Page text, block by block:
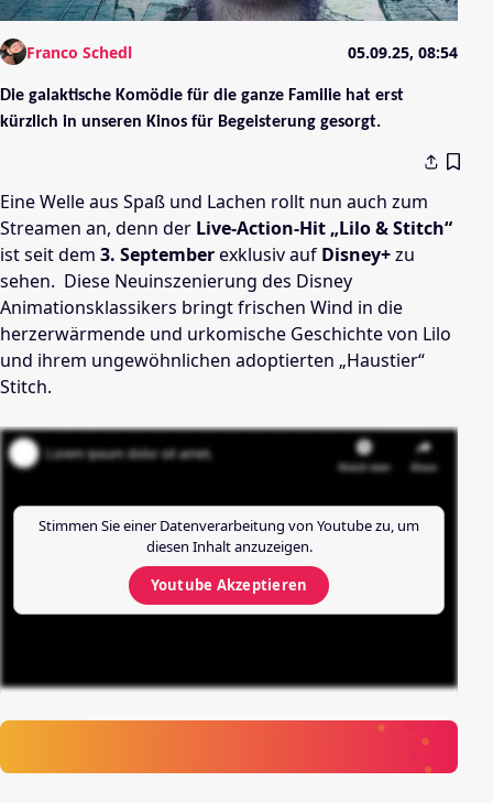
Franco Schedl 05.09.25, 08:54
Die galaktische Komödie für die ganze Familie hat erst
kürzlich in unseren Kinos für Begeisterung gesorgt.
Eine Welle aus Spaß und Lachen rollt nun auch zum
Streamen an, denn der Live-Action-Hit „Lilo & Stitch“
ist seit dem 3. Septemberexklusiv auf Disney+zu
sehen. Diese Neuinszenierung des Disney
Animationsklassikers bringt frischen Wind in die
herzerwärmende und urkomische Geschichte von Lilo
und ihrem ungewöhnlichen adoptierten „Haustier“
Stitch.
Stimmen Sie einer Datenverarbeitung von Youtubezu, um
diesen Inhalt anzuzeigen.
Youtube Akzeptieren